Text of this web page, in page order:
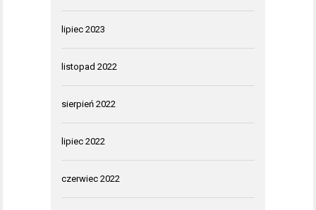
lipiec 2023
listopad 2022
sierpień 2022
lipiec 2022
czerwiec 2022